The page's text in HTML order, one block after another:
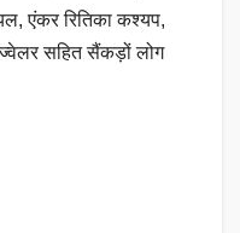
एंकर रितिका कश्यप,
सहित सैंकड़ों लोग